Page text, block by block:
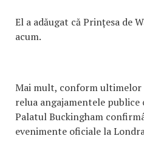
El a adăugat că Prințesa de
acum.
Mai mult, conform ultimelor
relua angajamentele publice
Palatul Buckingham
evenimente oficiale la